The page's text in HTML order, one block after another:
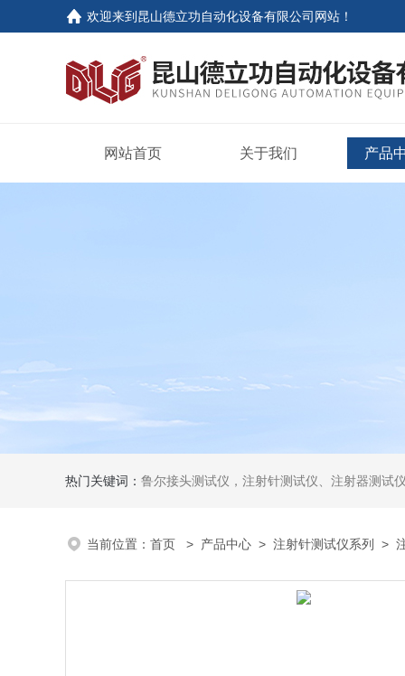
欢迎来到 昆山德立功自动化设备有限公司网站 ！
网站首页 关于我们 产品
热门关键词： 鲁尔接头测试仪，注射针测试仪、注射器测试仪、输液器测试仪、手术刀测
当前位置： 首页 > 产品中心 > 注射针测试仪系列 >